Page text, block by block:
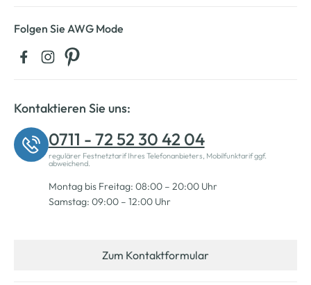
Folgen Sie AWG Mode
Kontaktieren Sie uns:
0711 - 72 52 30 42 04
regulärer Festnetztarif Ihres Telefonanbieters, Mobilfunktarif ggf.
abweichend.
Montag bis Freitag: 08:00 – 20:00 Uhr
Samstag: 09:00 – 12:00 Uhr
Zum Kontaktformular